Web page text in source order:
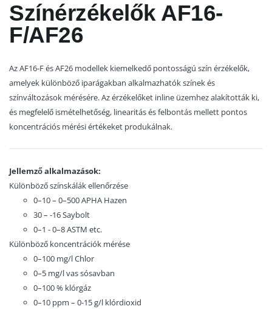
Színérzékelők AF16-
F/AF26
Az AF16-F és AF26 modellek kiemelkedő pontosságú szín érzékelők,
amelyek különböző iparágakban alkalmazhatók színek és
színváltozások mérésére. Az érzékelőket inline üzemhez alakították ki,
és megfelelő ismételhetőség, linearitás és felbontás mellett pontos
koncentrációs mérési értékeket produkálnak.
Jellemző alkalmazások:
Különböző színskálák ellenőrzése
0–10 – 0–500 APHA Hazen
30 – -16 Saybolt
0–1 - 0–8 ASTM etc.
Különböző koncentrációk mérése
0–100 mg/l Chlor
0–5 mg/l vas sósavban
0–100 % klórgáz
0–10 ppm – 0-15 g/l klórdioxid